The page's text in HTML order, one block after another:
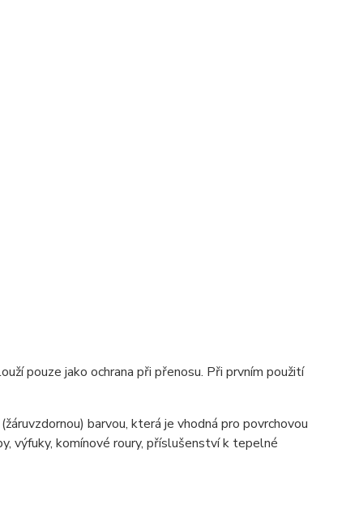
pouze jako ochrana při přenosu. Při prvním použití
barvou, která je vhodná pro povrchovou
výfuky, komínové roury, příslušenství k tepelné